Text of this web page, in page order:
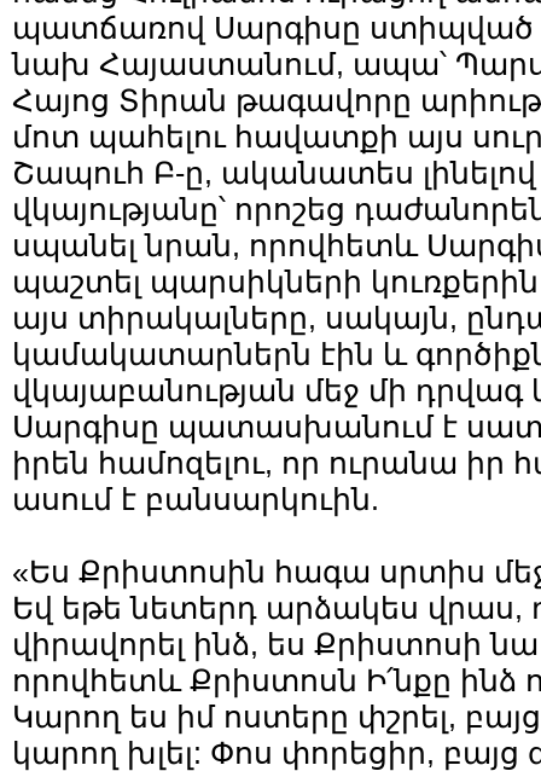
պատճառով Սարգիսը
նախ Հայաստանում, ապա՝
Հայոց Տիրան թագավորը
մոտ պահելու հավատքի այս
Շապուհ Բ-ը, ականատես
վկայությանը՝ որոշեց
սպանել նրան, որովհետև
պաշտել պարսիկների
այս տիրակալները, սակայն,
կամակատարներն էին և
վկայաբանության մեջ մի
Սարգիսը պատասխանում է
իրեն համոզելու, որ ուրանա իր
ասում է բանսարկուին.
«Ես Քրիստոսին հագա սրտիս
Եվ եթե նետերդ արձակես վրաս,
վիրավորել ինձ, ես Քրիստոսի
որովհետև Քրիստոսն Ի՛նքը
Կարող ես իմ ոստերը փշրել,
կարող խլել: Փոս փորեցիր, բայց